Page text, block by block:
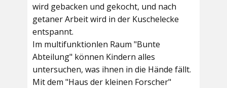
wird gebacken und gekocht, und nach
getaner Arbeit wird in der Kuschelecke
entspannt.
Im multifunktionlen Raum "Bunte
Abteilung" können Kindern alles
untersuchen, was ihnen in die Hände fällt.
Mit dem "Haus der kleinen Forscher"